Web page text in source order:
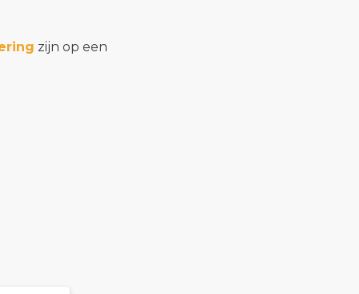
zijn op een